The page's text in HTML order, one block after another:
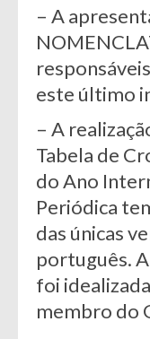
– A
este último
– A
Tabela de
do Ano
Periódica
das únicas
português.
foi
membro do